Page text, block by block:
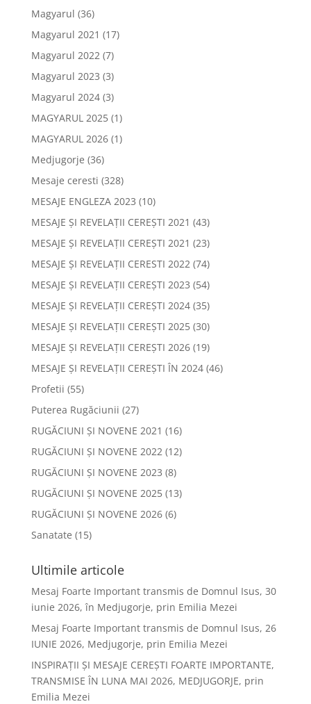
Magyarul (36)
Magyarul 2021 (17)
Magyarul 2022 (7)
Magyarul 2023 (3)
Magyarul 2024(3)
MAGYARUL 2025(1)
MAGYARUL 2026(1)
Medjugorje (36)
Mesaje ceresti (328)
MESAJE ENGLEZA 2023 (10)
MESAJE ȘI REVELAȚII CEREȘTI 2021 (43)
MESAJE ȘI REVELAȚII CEREȘTI 2021 (23)
MESAJE ȘI REVELAȚII CERESTI 2022 (74)
MESAJE ȘI REVELAȚII CEREȘTI 2023 (54)
MESAJE ȘI REVELAȚII CEREȘTI 2024(35)
MESAJE ȘI REVELAȚII CEREȘTI 2025(30)
MESAJE ȘI REVELAȚII CEREȘTI 2026(19)
MESAJE ȘI REVELAȚII CEREȘTI ÎN 2024(46)
Profetii (55)
Puterea Rugăciunii (27)
RUGĂCIUNI ȘI NOVENE 2021 (16)
RUGĂCIUNI ȘI NOVENE 2022 (12)
RUGĂCIUNI ȘI NOVENE 2023 (8)
RUGĂCIUNI ȘI NOVENE 2025(13)
RUGĂCIUNI ȘI NOVENE 2026(6)
Sanatate (15)
Ultimile articole
Mesaj Foarte Important transmis de Domnul Isus, 30
iunie 2026, în Medjugorje, prin Emilia Mezei
Mesaj Foarte Important transmis de Domnul Isus, 26
IUNIE 2026, Medjugorje, prin Emilia Mezei
INSPIRAȚII ȘI MESAJE CEREȘTI FOARTE IMPORTANTE,
TRANSMISE ÎN LUNA MAI 2026, MEDJUGORJE, prin
Emilia Mezei